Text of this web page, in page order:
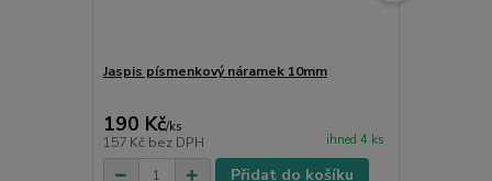
Jaspis písmenkový náramek 10mm
190 Kč/ks
157 Kč bez DPH ihned 4 ks
Přidat do košíku